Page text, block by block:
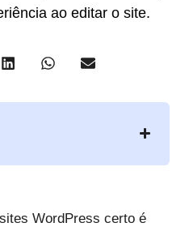
ao editar o site.
WordPress certo é